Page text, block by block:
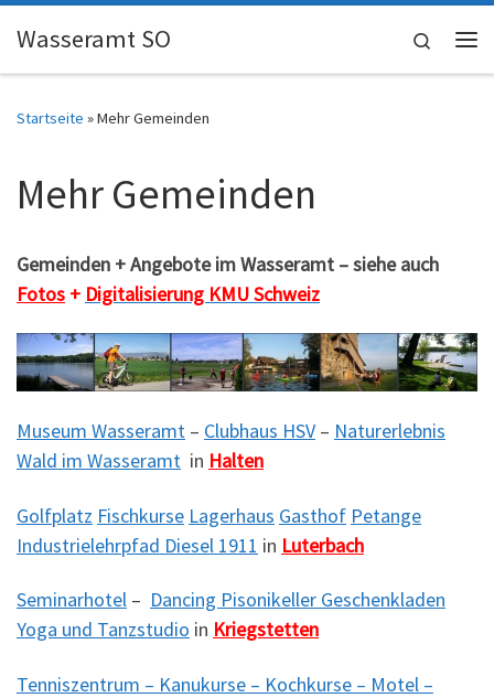
Skip to content
Wasseramt SO
Search
Startseite »Mehr Gemeinden
Mehr Gemeinden
Gemeinden + Angebote im Wasseramt – siehe auch
Fotos + Digitalisierung KMU Schweiz
Museum Wasseramt – Clubhaus HSV– Naturerlebnis
Wald im Wasseramt in Halten
Golfplatz Fischkurse Lagerhaus Gasthof Petange
Industrielehrpfad Diesel 1911 in Luterbach
Seminarhotel – Dancing Pisonikeller Geschenkladen
Yoga und Tanzstudio in Kriegstetten
Tenniszentrum – Kanukurse – Kochkurse – Motel –